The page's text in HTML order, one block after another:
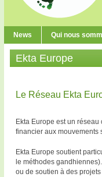
News Qui nous
Ekta Europe
Le Réseau Ekta
Ekta Europe est un
financier aux mouvements
Ekta Europe soutient
le méthodes
ou de soutien à des